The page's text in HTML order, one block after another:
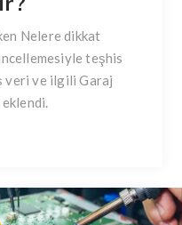
Nelere dikkat
teşhis
veri ve ilgili Garaj